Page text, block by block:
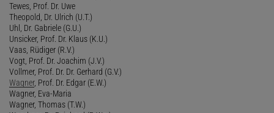
Tewes, Prof. Dr. Uwe
Theopold, Dr. Ulrich (U.T.)
Uhl, Dr. Gabriele (G.U.)
Unsicker, Prof. Dr. Klaus (K.U.)
Vaas, Rüdiger (R.V.)
Vogt, Prof. Dr. Joachim (J.V.)
Vollmer, Prof. Dr. Dr. Gerhard (G.V.)
Wagner, Prof. Dr. Edgar (E.W.)
Wagner, Eva-Maria
Wagner, Thomas (T.W.)